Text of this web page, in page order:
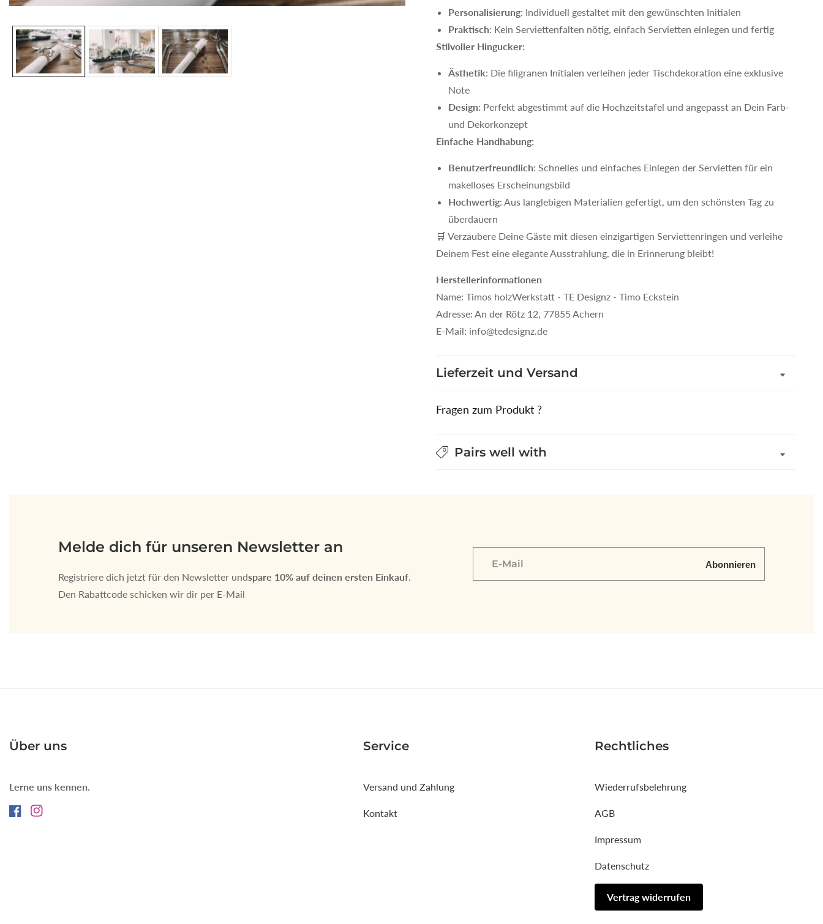
Galerie
Personalisierung: Individuell gestaltet mit den gewünschten Initialen
Praktisch: Kein Serviettenfalten nötig, einfach Servietten einlegen und fertig
Stilvoller Hingucker:
Ästhetik: Die filigranen Initialen verleihen jeder Tischdekoration eine exklusive
Note
Design: Perfekt abgestimmt auf die Hochzeitstafel und angepasst an Dein Farb-
und Dekorkonzept
Einfache Handhabung:
Benutzerfreundlich: Schnelles und einfaches Einlegen der Servietten für ein
makelloses Erscheinungsbild
Hochwertig: Aus langlebigen Materialien gefertigt, um den schönsten Tag zu
überdauern
🛒 Verzaubere Deine Gäste mit diesen einzigartigen Serviettenringen und verleihe
Deinem Fest eine elegante Ausstrahlung, die in Erinnerung bleibt!
Herstellerinformationen
Name: Timos holzWerkstatt - TE Designz - Timo Eckstein
Adresse: An der Rötz 12, 77855 Achern
E-Mail: info@tedesignz.de
Lieferzeit und Versand
Fragen zum Produkt ?
Pairs well with
Melde dich für unseren Newsletter an
Registriere dich jetzt für den Newsletter undspare 10% auf deinen ersten Einkauf.
Den Rabattcode schicken wir dir per E-Mail
Abonnieren
Über uns
Lerne uns kennen.
FacebookInstagram
Service
Versand und Zahlung
Kontakt
Rechtliches
Wiederrufsbelehrung
AGB
Impressum
Datenschutz
Vertrag widerrufen